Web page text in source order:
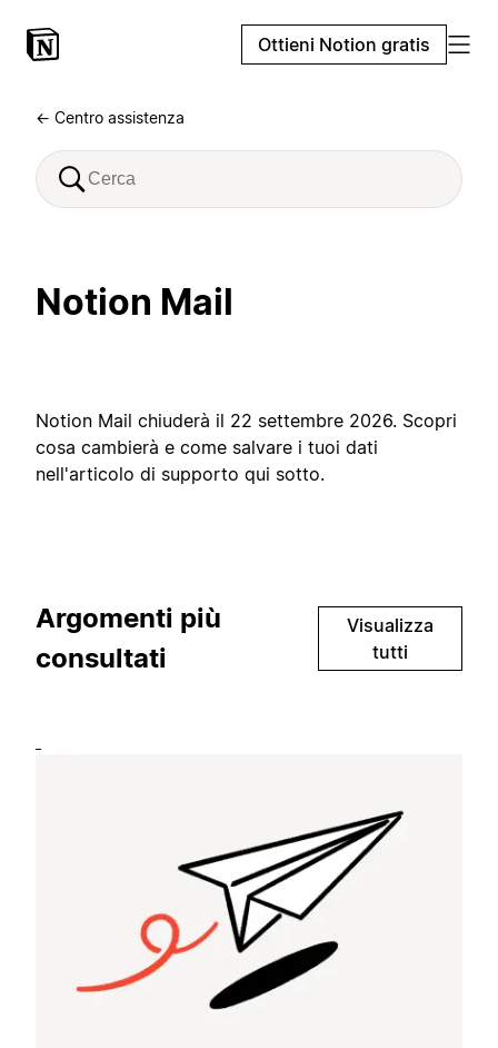
Ottieni Notion gratis
← Centro assistenza
Notion Mail
Notion Mail chiuderà il 22 settembre 2026. Scopri
cosa cambierà e come salvare i tuoi dati
nell'articolo di supporto qui sotto.
Argomenti più
consultati
Visualizza
tutti